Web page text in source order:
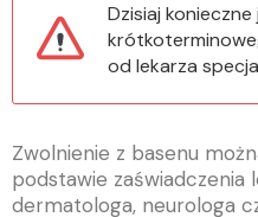
Dzisiaj
od lekarza
Zwolnienie z basenu
podstawie zaświadczenia
dermatologa, neurologa